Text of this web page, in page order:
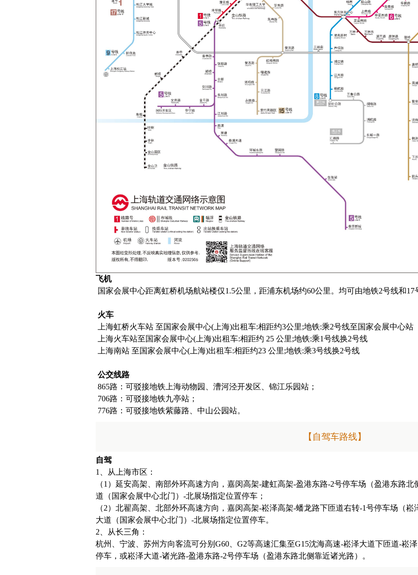
飞机
国家会展中心距离虹桥机场航站楼仅1.5公里，距浦东机场约60公里。均可由地铁2号线和17
火车
上海虹桥火车站 至国家会展中心(上海)出租车:相距约3公里;地铁:乘2号线至国家会展中心站
上海火车站至国家会展中心(上海)出租车:相距约 25 公里;地铁:乘1号线换2号线
上海南站 至国家会展中心(上海)出租车:相距约23 公里;地铁:乘3号线换2号线
公交线路
865路：可驳接地铁上海动物园、漕河泾开发区、锦江乐园站；
706路：可驳接地铁九亭站；
776路：可驳接地铁紫藤路、中山公园站。
【自驾车路线】
自驾
1、从上海市区：
（1）延安高架、南部外环高速方向，嘉闵高架-建虹高架-盈港东路-2号停车场（盈港东路
道（国家会展中心北门）-北展场指定位置停车；
（2）北翟高架、北部外环高速方向，嘉闵高架-崧泽高架-蟠龙路下匝道右转-1号停车场（
大道（国家会展中心北门）-北展场指定位置停车。
2、从长三角：
杭州、宁波、苏州方向客流可分别G60、G2等高速汇集至G15沈海高速-崧泽大道下匝道-崧
停车，或崧泽大道-诸光路-盈港东路-2号停车场（盈港东路北侧靠近诸光路）。